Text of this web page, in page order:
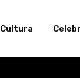
Cultura